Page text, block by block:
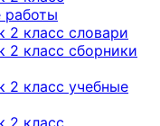
работы
2 класс словари
2 класс сборники
2 класс учебные
2 класс